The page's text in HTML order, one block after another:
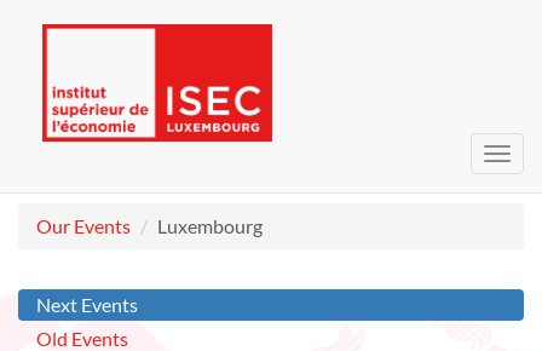
Our Events
Luxembourg
Next Events
Old Events